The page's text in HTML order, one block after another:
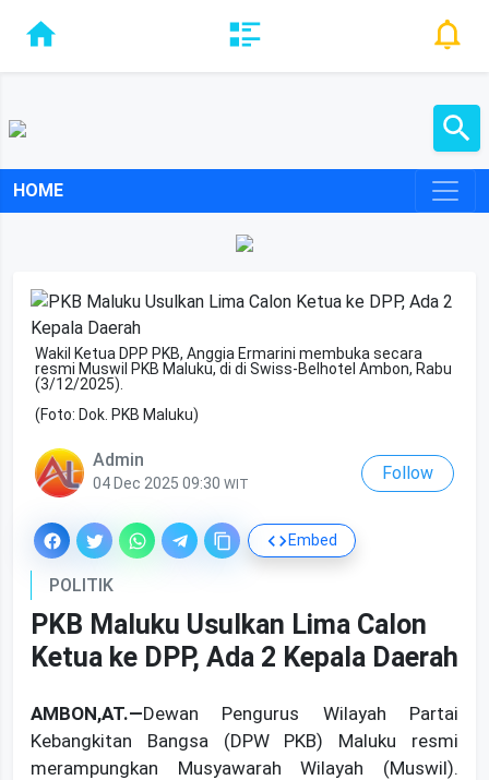
HOME
Wakil Ketua DPP PKB, Anggia Ermarini membuka secara
resmi Muswil PKB Maluku, di di Swiss-Belhotel Ambon, Rabu
(3/12/2025).
(Foto: Dok. PKB Maluku)
Admin
04 Dec 2025 09:30 WIT
Follow
Embed
POLITIK
PKB Maluku Usulkan Lima Calon
Ketua ke DPP, Ada 2 Kepala Daerah
AMBON,AT.—Dewan Pengurus Wilayah Partai
Kebangkitan Bangsa (DPW PKB) Maluku resmi
merampungkan Musyawarah Wilayah (Muswil).